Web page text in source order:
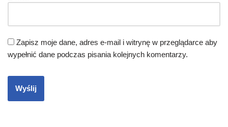
Zapisz moje dane, adres e-mail i witrynę w przeglądarce aby
wypełnić dane podczas pisania kolejnych komentarzy.